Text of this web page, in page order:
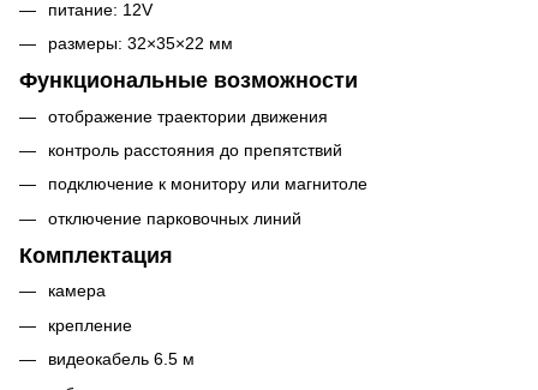
питание: 12V
размеры: 32×35×22 мм
Функциональные возможности
отображение траектории движения
контроль расстояния до препятствий
подключение к монитору или магнитоле
отключение парковочных линий
Комплектация
камера
крепление
видеокабель 6.5 м